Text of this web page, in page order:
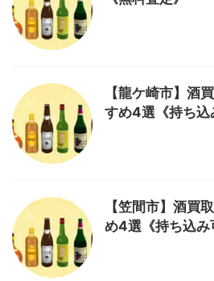
【龍ケ崎市】酒
すめ4選《持ち込
【笠間市】酒買
め4選《持ち込み